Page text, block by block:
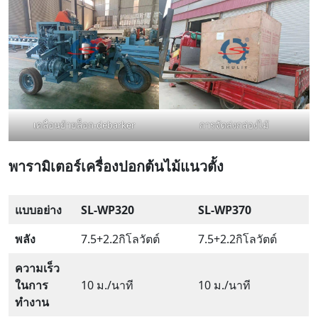
เคลื่อนย้ายล็อก-debarker การจัดส่งกล่องไม้
พารามิเตอร์เครื่องปอกต้นไม้แนวตั้ง
แบบอย่าง SL-WP320
SL-WP370
พลัง
7.5+2.2กิโลวัตต์
7.5+2.2กิโลวัตต์
ความเร็ว
ในการ
ทำงาน
10 ม./นาที 10 ม./นาที